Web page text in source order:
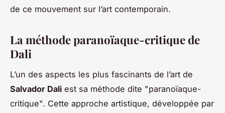
de ce mouvement sur l’art contemporain.
La méthode paranoïaque-critique de
Dali
L’un des aspects les plus fascinants de l’art de
Salvador Dali est sa méthode dite "paranoïaque-
critique". Cette approche artistique, développée par